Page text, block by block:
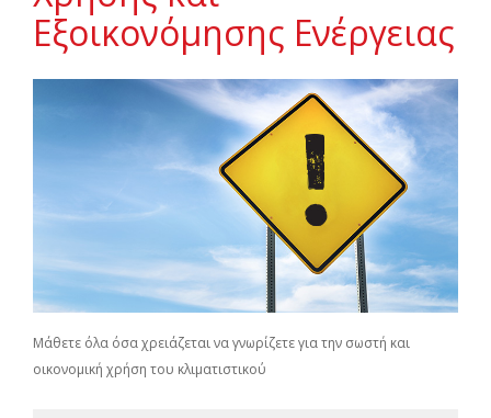
Εξοικονόμησης Ενέργειας
Μάθετε όλα όσα χρειάζεται να γνωρίζετε για την σωστή και
οικονομική χρήση του κλιματιστικού